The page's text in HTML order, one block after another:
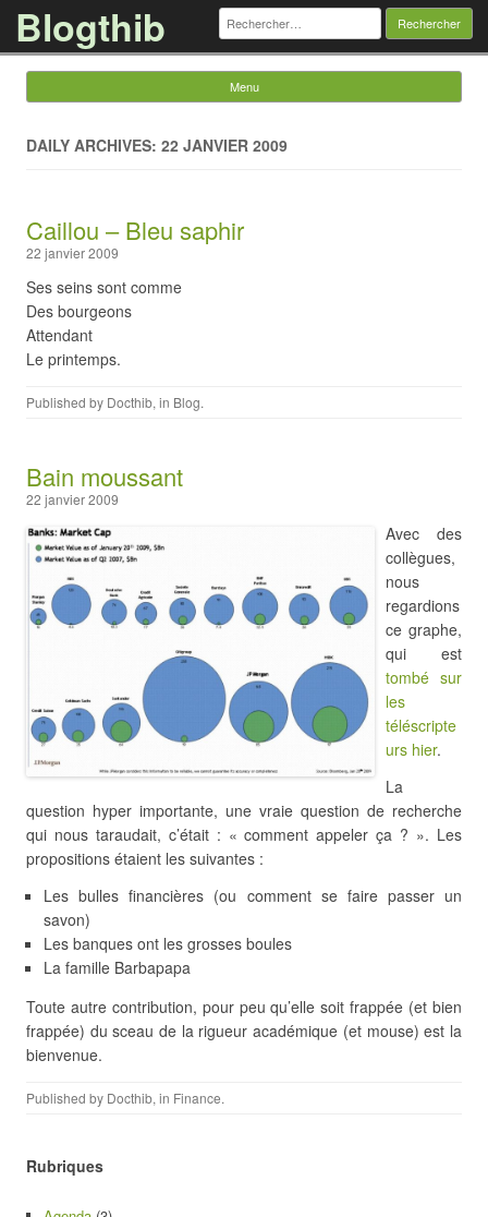
Blogthib Rechercher :
Menu
DAILY ARCHIVES: 22 JANVIER 2009
Caillou – Bleu saphir
22 janvier 2009
Ses seins sont comme
Des bourgeons
Attendant
Le printemps.
Published by Docthib, in Blog.
Bain moussant
22 janvier 2009
Avec des
collègues,
nous
regardions
ce graphe,
qui est
tombé sur
les
téléscripte
urs hier.
La
question hyper importante, une vraie question de recherche
qui nous taraudait, c’était : « comment appeler ça ? ». Les
propositions étaient les suivantes :
Les bulles financières (ou comment se faire passer un
savon)
Les banques ont les grosses boules
La famille Barbapapa
Toute autre contribution, pour peu qu’elle soit frappée (et bien
frappée) du sceau de la rigueur académique (et mouse) est la
bienvenue.
Published by Docthib, in Finance.
Rubriques